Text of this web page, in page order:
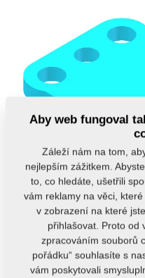
Moje
stroje
stažení
Aby web fungoval
Záleží nám na tom,
nejlepším zážitkem.
to, co hledáte, ušetřili
vám reklamy na věci,
v zobrazení na které
přihlašovat. Proto od
zpracováním souborů
pořádku“ souhlasíte s
vám poskytovali